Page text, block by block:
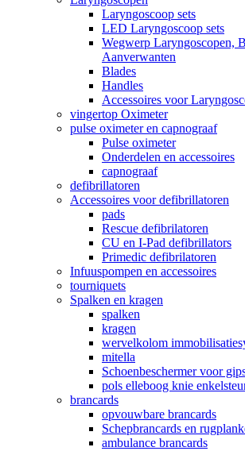
Laryngoscoop sets
LED Laryngoscoop sets
Wegwerp Laryngoscopen,
Aanverwanten
Blades
Handles
Accessoires voor
vingertop Oximeter
pulse oximeter en capnograaf
Pulse oximeter
Onderdelen en accessoires
capnograaf
defibrillatoren
Accessoires voor defibrillatoren
pads
Rescue defibrilatoren
CU en I-Pad defibrillators
Primedic defibrilatoren
Infuuspompen en accessoires
tourniquets
Spalken en kragen
spalken
kragen
wervelkolom
mitella
Schoenbeschermer voor
pols elleboog knie
brancards
opvouwbare brancards
Schepbrancards en
ambulance brancards